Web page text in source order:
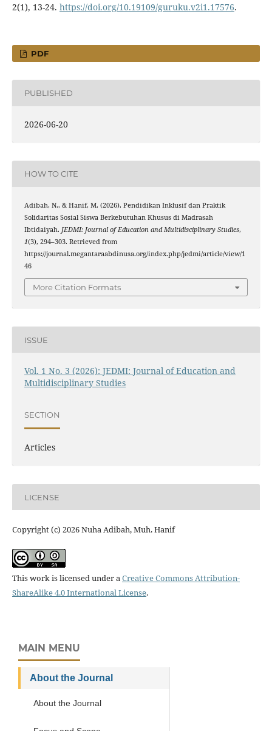
2(1), 13-24. https://doi.org/10.19109/guruku.v2i1.17576.
PDF
PUBLISHED
2026-06-20
HOW TO CITE
Adibah, N., & Hanif, M. (2026). Pendidikan Inklusif dan Praktik
Solidaritas Sosial Siswa Berkebutuhan Khusus di Madrasah
Ibtidaiyah. JEDMI: Journal of Education and Multidisciplinary Studies,
1(3), 294–303. Retrieved from
https://journal.megantaraabdinusa.org/index.php/jedmi/article/view/1
46
More Citation Formats
ISSUE
Vol. 1 No. 3 (2026): JEDMI: Journal of Education and
Multidisciplinary Studies
SECTION
Articles
LICENSE
Copyright (c) 2026 Nuha Adibah, Muh. Hanif
This work is licensed under aCreative Commons Attribution-
ShareAlike 4.0 International License.
MAIN MENU
About the Journal
About the Journal